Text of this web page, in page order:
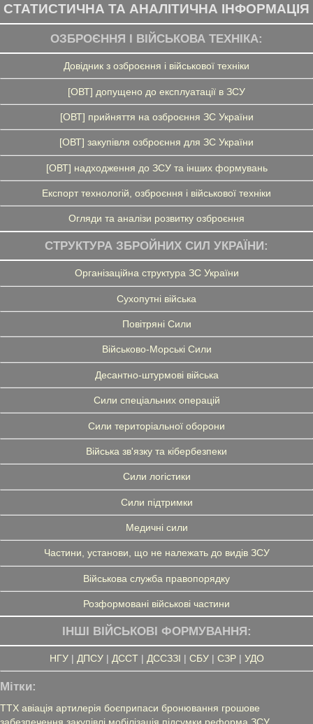
СТАТИСТИЧНА ТА АНАЛІТИЧНА ІНФОРМАЦІЯ
ОЗБРОЄННЯ І ВІЙСЬКОВА ТЕХНІКА:
Довідник з озброєння і військової техніки
[ОВТ] допущено до експлуатації в ЗСУ
[ОВТ] прийняття на озброєння ЗС України
[ОВТ] закупівля озброєння для ЗС України
[ОВТ] надходження до ЗСУ та інших формувань
Експорт технологій, озброєння і військової техніки
Огляди та аналізи розвитку озброєння
СТРУКТУРА ЗБРОЙНИХ СИЛ УКРАЇНИ:
Організаційна структура ЗС України
Сухопутні війська
Повітряні Сили
Військово-Морські Сили
Десантно-штурмові війська
Сили спеціальних операцій
Сили територіальної оборони
Війська зв'язку та кібербезпеки
Сили логістики
Сили підтримки
Медичні сили
Частини, установи, що не належать до видів ЗСУ
Військова служба правопорядку
Розформовані військові частини
ІНШІ ВІЙСЬКОВІ ФОРМУВАННЯ:
НГУ| ДПСУ| ДССТ| ДССЗЗІ | СБУ| СЗР| УДО
Мітки:
ТТХ авіація артилерія боєприпаси бронювання грошове
забезпечення закупівлі мобілізація підсумки реформа ЗСУ